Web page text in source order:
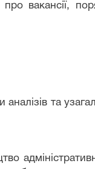
вакансії,
та